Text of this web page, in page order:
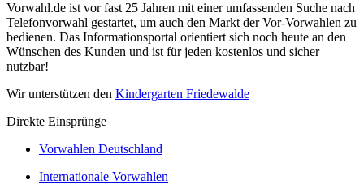
Vorwahl.de ist vor fast 25 Jahren mit einer umfassenden Suche nach
Telefonvorwahl gestartet, um auch den Markt der Vor-Vorwahlen zu
bedienen. Das Informationsportal orientiert sich noch heute an den
Wünschen des Kunden und ist für jeden kostenlos und sicher
nutzbar!
Wir unterstützen den Kindergarten Friedewalde
Direkte Einsprünge
Vorwahlen Deutschland
Internationale Vorwahlen